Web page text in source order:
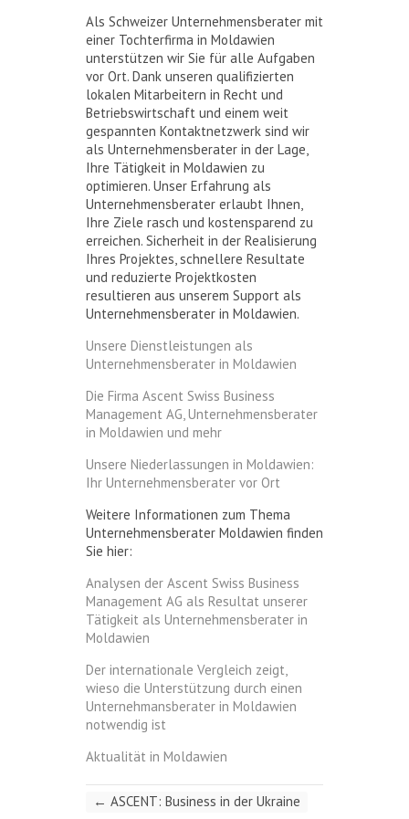
Als Schweizer Unternehmensberater mit
einer Tochterfirma in Moldawien
unterstützen wir Sie für alle Aufgaben
vor Ort. Dank unseren qualifizierten
lokalen Mitarbeitern in Recht und
Betriebswirtschaft und einem weit
gespannten Kontaktnetzwerk sind wir
als Unternehmensberater in der Lage,
Ihre Tätigkeit in Moldawien zu
optimieren. Unser Erfahrung als
Unternehmensberater erlaubt Ihnen,
Ihre Ziele rasch und kostensparend zu
erreichen. Sicherheit in der Realisierung
Ihres Projektes, schnellere Resultate
und reduzierte Projektkosten
resultieren aus unserem Support als
Unternehmensberater in Moldawien.
Unsere Dienstleistungen als
Unternehmensberater in Moldawien
Die Firma Ascent Swiss Business
Management AG, Unternehmensberater
in Moldawien und mehr
Unsere Niederlassungen in Moldawien:
Ihr Unternehmensberater vor Ort
Weitere Informationen zum Thema
Unternehmensberater Moldawien finden
Sie hier:
Analysen der Ascent Swiss Business
Management AG als Resultat unserer
Tätigkeit als Unternehmensberater in
Moldawien
Der internationale Vergleich zeigt,
wieso die Unterstützung durch einen
Unternehmansberater in Moldawien
notwendig ist
Aktualität in Moldawien
← ASCENT: Business in der Ukraine